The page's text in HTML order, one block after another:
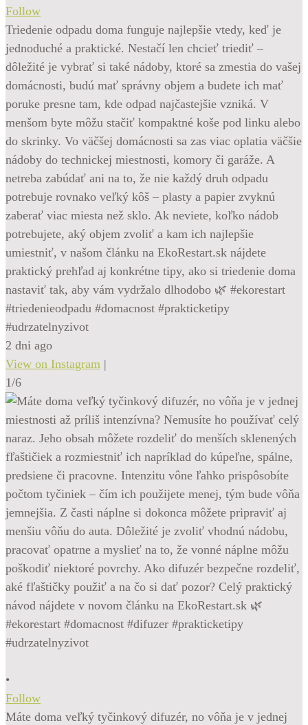
Follow
Triedenie odpadu doma funguje najlepšie vtedy, keď je
jednoduché a praktické. Nestačí len chcieť triediť –
dôležité je vybrať si také nádoby, ktoré sa zmestia do vašej
domácnosti, budú mať správny objem a budete ich mať
poruke presne tam, kde odpad najčastejšie vzniká. V
menšom byte môžu stačiť kompaktné koše pod linku alebo
do skrinky. Vo väčšej domácnosti sa zas viac oplatia väčšie
nádoby do technickej miestnosti, komory či garáže. A
netreba zabúdať ani na to, že nie každý druh odpadu
potrebuje rovnako veľký kôš – plasty a papier zvyknú
zaberať viac miesta než sklo. Ak neviete, koľko nádob
potrebujete, aký objem zvoliť a kam ich najlepšie
umiestniť, v našom článku na EkoRestart.sk nájdete
praktický prehľad aj konkrétne tipy, ako si triedenie doma
nastaviť tak, aby vám vydržalo dlhodobo 🌿 #ekorestart
#triedenieodpadu #domacnost #prakticketipy
#udrzatelnyzivot
2 dni ago
View on Instagram |
1/6
•
Follow
Máte doma veľký tyčinkový difuzér, no vôňa je v jednej